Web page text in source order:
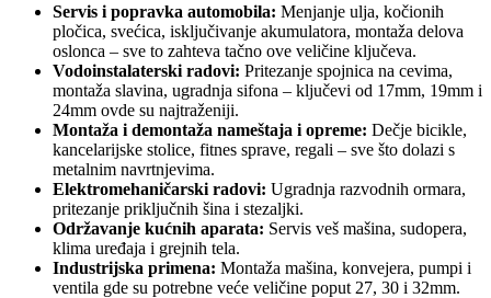
Servis i popravka automobila: Menjanje ulja, kočionih
pločica, svećica, isključivanje akumulatora, montaža delova
oslonca – sve to zahteva tačno ove veličine ključeva.
Vodoinstalaterski radovi: Pritezanje spojnica na cevima,
montaža slavina, ugradnja sifona – ključevi od 17mm, 19mm i
24mm ovde su najtraženiji.
Montaža i demontaža nameštaja i opreme: Dečje bicikle,
kancelarijske stolice, fitnes sprave, regali – sve što dolazi s
metalnim navrtnjevima.
Elektromehaničarski radovi: Ugradnja razvodnih ormara,
pritezanje priključnih šina i stezaljki.
Održavanje kućnih aparata: Servis veš mašina, sudopera,
klima uređaja i grejnih tela.
Industrijska primena: Montaža mašina, konvejera, pumpi i
ventila gde su potrebne veće veličine poput 27, 30 i 32mm.